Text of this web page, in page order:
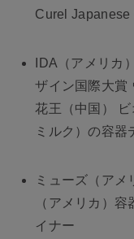
Curel
IDA（アメリカ
ザイン国際大賞
花王（中国）
ミルク）の容器
ミューズ（ア
（アメリカ）
イナー